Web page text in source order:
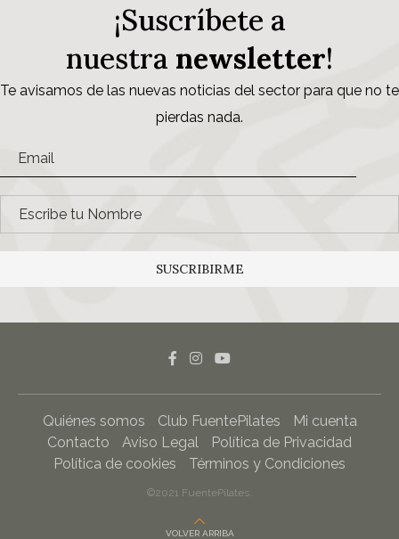
¡Suscríbete a
nuestra newsletter!
Te avisamos de las nuevas noticias del sector para que no te
pierdas nada.
SUSCRIBIRME
Quiénes somos Club FuentePilates
Mi cuenta
Contacto
Aviso Legal
Política de Privacidad
Política de cookies
Términos y Condiciones
©2021 FuentePilates.
VOLVER ARRIBA